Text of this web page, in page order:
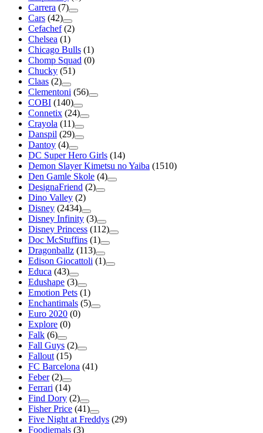
Carrera (7)
Cars (42)
Cefachef (2)
Chelsea (1)
Chicago Bulls (1)
Chomp Squad (0)
Chucky (51)
Claas (2)
Clementoni (56)
COBI (140)
Connetix (24)
Crayola (11)
Danspil (29)
Dantoy (4)
DC Super Hero Girls (14)
Demon Slayer Kimetsu no Yaiba (1510)
Den Gamle Skole (4)
DesignaFriend (2)
Dino Valley (2)
Disney (2434)
Disney Infinity (3)
Disney Princess (112)
Doc McStuffins (1)
Dragonballz (113)
Edison Giocattoli (1)
Educa (43)
Edushape (3)
Emotion Pets (1)
Enchantimals (5)
Euro 2020 (0)
Explore (0)
Falk (6)
Fall Guys (2)
Fallout (15)
FC Barcelona (41)
Feber (2)
Ferrari (14)
Find Dory (2)
Fisher Price (41)
Five Night at Freddys (29)
Foodiemals (3)